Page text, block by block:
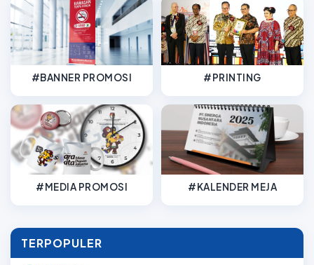
#BANNER PROMOSI #PRINTING
#MEDIA PROMOSI #KALENDER MEJA
TERPOPULER